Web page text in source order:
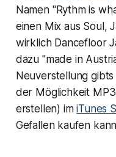
Namen "Rythm is
einen Mix aus Soul,
wirklich Dancefloor
dazu "made in
Neuverstellung
der Möglichkeit
erstellen) imiTunes
Gefallen kaufen